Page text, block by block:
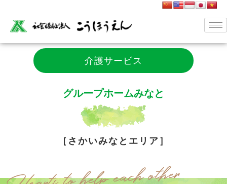
介護サービス
グループホームみなと
［さかいみなとエリア］